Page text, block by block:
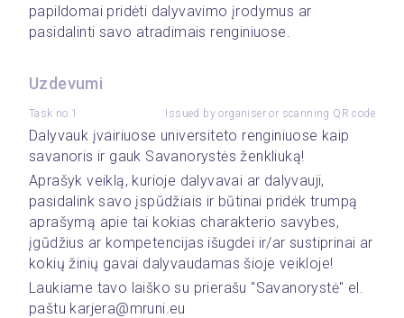
papildomai pridėti dalyvavimo įrodymus ar
pasidalinti savo atradimais renginiuose.
Uzdevumi
Task no.1 Issued by organiser or scanning QR code
Dalyvauk įvairiuose universiteto renginiuose kaip
savanoris ir gauk Savanorystės ženkliuką!
Aprašyk veiklą, kurioje dalyvavai ar dalyvauji,
pasidalink savo įspūdžiais ir būtinai pridėk trumpą
aprašymą apie tai kokias charakterio savybes,
įgūdžius ar kompetencijas išugdei ir/ar sustiprinai ar
kokių žinių gavai dalyvaudamas šioje veikloje!
Laukiame tavo laiško su prierašu "Savanorystė" el.
paštu karjera@mruni.eu